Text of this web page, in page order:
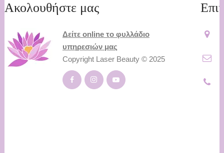
Ακολουθήστε μας
Δείτε online το φυλλάδιο
υπηρεσιών μας
Copyright Laser Beauty © 2025